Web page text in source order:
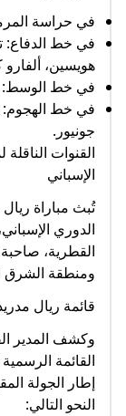
في حراسة
في خط الدفاع:
هويسين،
في خط الوسط:
في خط الهجوم:
جونيور.
القنوات
الإسباني
تُبث مباراة
القطرية،
ومنطقة الشرق
قائمة ريال
وكشف المدير
القائمة
إطار الجولة
النحو التالي: